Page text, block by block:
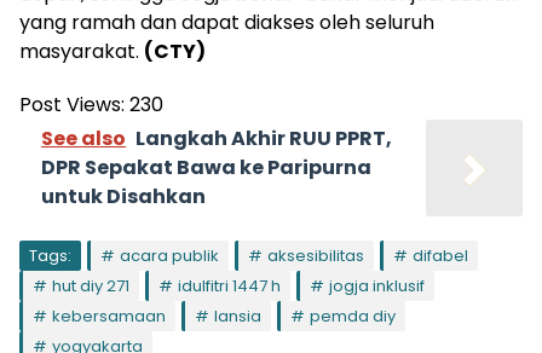
yang ramah dan dapat diakses oleh seluruh
masyarakat. (CTY)
Post Views: 230
See also Langkah Akhir RUU PPRT,
DPR Sepakat Bawa ke Paripurna
untuk Disahkan
Tags: acara publik aksesibilitas
difabel
hut diy 271
idulfitri 1447 h
jogja inklusif
kebersamaan
lansia
pemda diy
yogyakarta